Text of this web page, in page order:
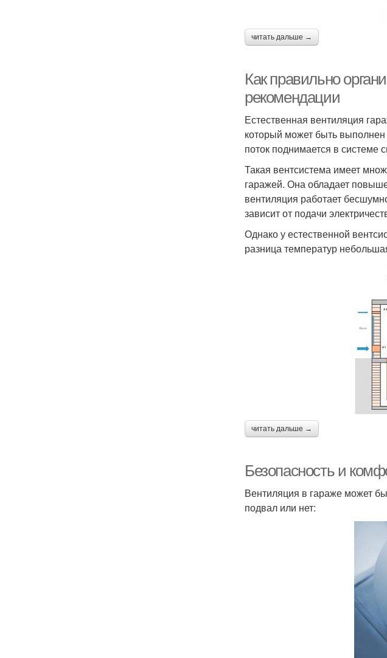
читать дальше →
Как правильно
рекомендации
Естественная вентиляция
который может быть
поток поднимается в системе
Такая вентсистема имеет
гаражей. Она обладает
вентиляция работает
зависит от подачи
Однако у естественной
разница температур
читать дальше →
Безопасность и
Вентиляция в гараже может
подвал или нет: